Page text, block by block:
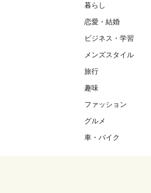
暮らし
恋愛・結婚
ビジネス・学習
メンズスタイル
旅行
趣味
ファッション
グルメ
車・バイク